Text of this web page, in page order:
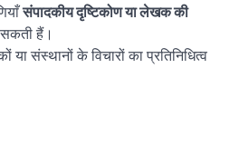
संपादकीय दृष्टिकोण या लेखक की
हैं।
संस्थानों के विचारों का प्रतिनिधित्व